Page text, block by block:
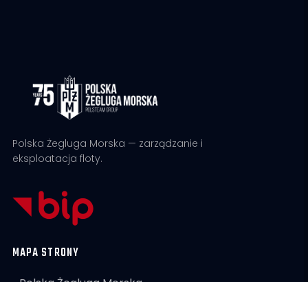
Polska Żegluga Morska — zarządzanie i
eksploatacja floty.
MAPA STRONY